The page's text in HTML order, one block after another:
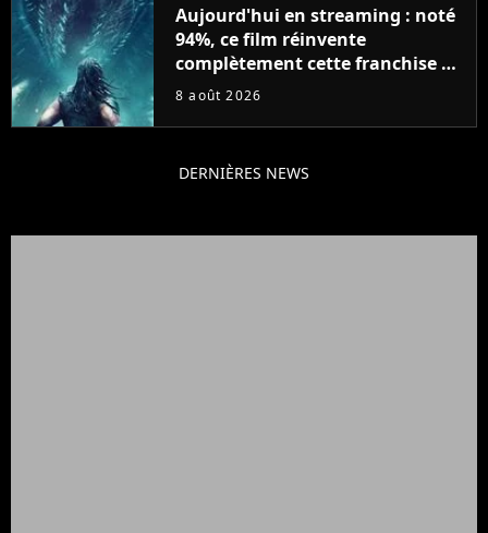
Aujourd'hui en streaming : noté
94%, ce film réinvente
complètement cette franchise de
science-fiction vieille de 40 ans
8 août 2026
DERNIÈRES NEWS